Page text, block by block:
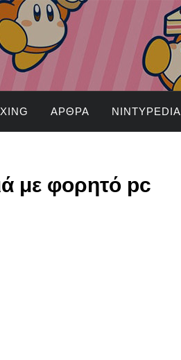
ΆΡΘΡΑ NINTYPEDIA
με φορητό pc